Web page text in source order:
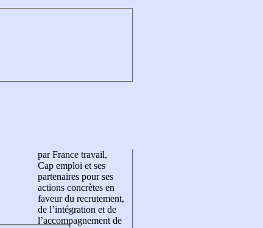
par France travail,
Cap emploi et ses
partenaires pour ses
actions concrètes en
faveur du recrutement,
de l’intégration et de
l’accompagnement de